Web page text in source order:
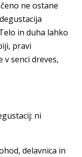
ne ostane
in duha lahko
pravi
v senci dreves,
ni
delavnica in